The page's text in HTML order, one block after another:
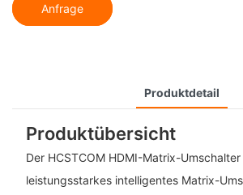
Anfrage
Produktdetail
Produktübersicht
Der HCSTCOM HDMI-Matrix-Umschalter
leistungsstarkes intelligentes Matrix-